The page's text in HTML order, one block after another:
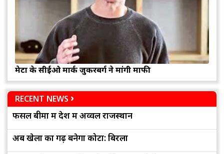
मेटा के सीईओ मार्क जुकरबर्ग ने मांगी माफी
RECENT NEWS
फसल बीमा में देश में अव्वल राजस्थान
अब खेलों का गढ़ बनेगा कोटा: बिरला